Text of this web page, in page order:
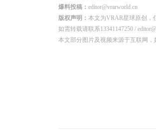
爆料投稿： editor@vrarworld.cn
版权声明： 本文为VRAR星球原创，
如需转载请联系13341147250 /
本文部分图片及视频来源于互联网，